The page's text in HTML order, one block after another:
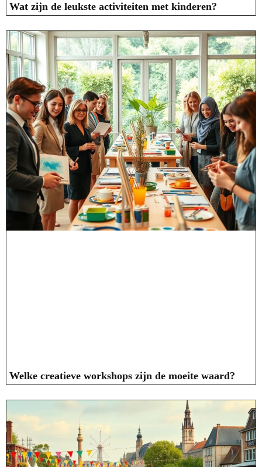
Wat zijn de leukste activiteiten met kinderen?
Welke creatieve workshops zijn de moeite waard?